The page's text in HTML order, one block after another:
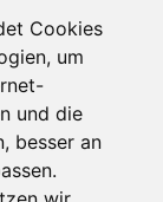
Cookies
um
und die
besser an
von 90 Tagen
Mehr lesen